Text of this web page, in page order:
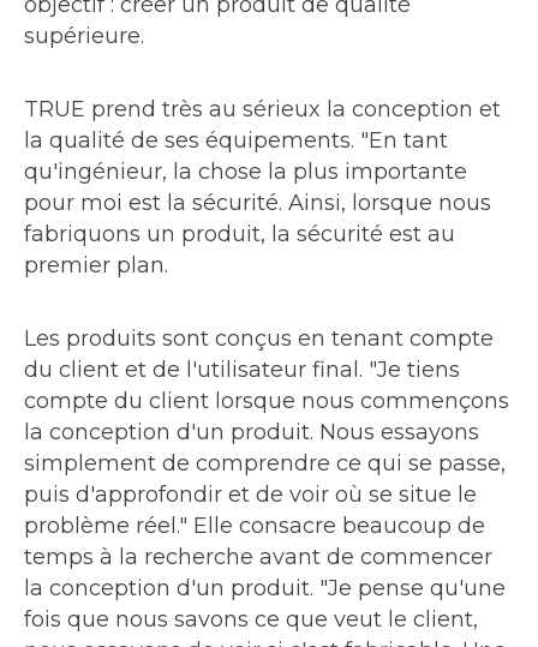
supérieure.
TRUE prend très au sérieux la conception et
la qualité de ses équipements. "En tant
qu'ingénieur, la chose la plus importante
pour moi est la sécurité. Ainsi, lorsque nous
fabriquons un produit, la sécurité est au
premier plan.
Les produits sont conçus en tenant compte
du client et de l'utilisateur final. "Je tiens
compte du client lorsque nous commençons
la conception d'un produit. Nous essayons
simplement de comprendre ce qui se passe,
puis d'approfondir et de voir où se situe le
problème réel." Elle consacre beaucoup de
temps à la recherche avant de commencer
la conception d'un produit. "Je pense qu'une
fois que nous savons ce que veut le client,